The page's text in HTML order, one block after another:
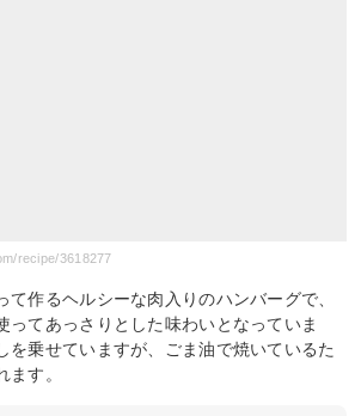
recipe/3618277
て作るヘルシーな肉入りのハンバーグで、
ってあっさりとした味わいとなっていま
を乗せていますが、ごま油で焼いているた
す。